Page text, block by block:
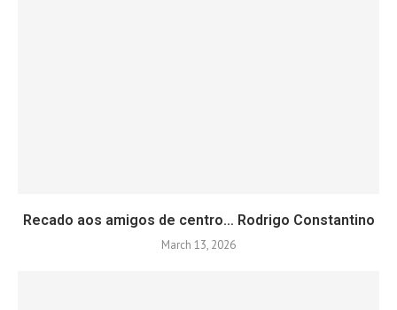
Recado aos amigos de centro… Rodrigo Constantino
March 13, 2026